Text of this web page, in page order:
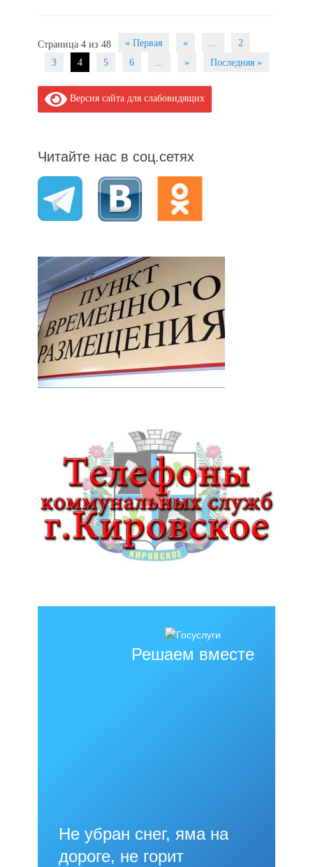
Post
navigation
Страница 4 из 48 « Первая « ...
2
3
4 5 6 ... » Последняя »
Версия сайта для слабовидящих
Читайте нас в соц.сетях
Решаем вместе
Не убран снег, яма на
дороге, не горит